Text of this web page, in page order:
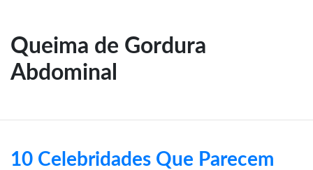
Queima de Gordura
Abdominal
10 Celebridades Que Parecem